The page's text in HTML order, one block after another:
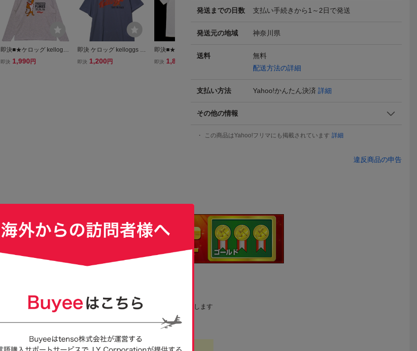
即決■★ケロッグ kelloggs
★■ロンTシャツ：SIZE=L
即決 1,990 円
即決 ケロッグ kelloggs T
シャツ : SIZE=LL
即決 1,200 円
即決■★ケロッグ kelloggs
★■Tシャツ：SIZE=L
即決 1,800
★■Tシャツ / SIZE=L
1,800
発送までの日数 支払い手続きから1～2日で発送
発送元の地域 神奈川県
送料
無料
配送方法の詳細
支払い方法 Yahoo!かんたん決済 詳細
その他の情報
この商品はYahoo!フリマにも掲載されています 詳細
違反商品の申告